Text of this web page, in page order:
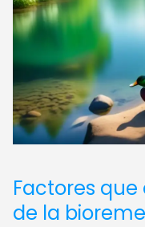
Factores
de la